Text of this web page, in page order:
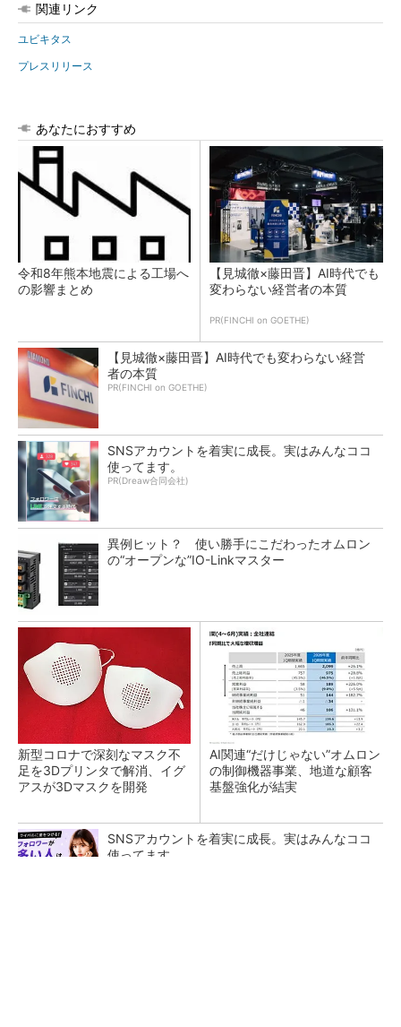
関連リンク
ユビキタス
プレスリリース
あなたにおすすめ
令和8年熊本地震による工場へ
の影響まとめ
【見城徹×藤田晋】AI時代でも
変わらない経営者の本質
PR(FINCHI on GOETHE)
【見城徹×藤田晋】AI時代でも変わらない経営
者の本質
PR(FINCHI on GOETHE)
SNSアカウントを着実に成長。実はみんなココ
使ってます。
PR(Dreaw合同会社)
異例ヒット？ 使い勝手にこだわったオムロン
の“オープンな”IO-Linkマスター
新型コロナで深刻なマスク不
足を3Dプリンタで解消、イグ
アスが3Dマスクを開発
AI関連“だけじゃない”オムロン
の制御機器事業、地道な顧客
基盤強化が結実
SNSアカウントを着実に成長。実はみんなココ
使ってます。